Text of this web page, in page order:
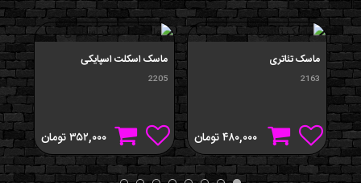
ماسک تئاتری
2163
۴۸۰,۰۰۰تومان
ماسک اسکلت اسپایکی
2205
۳۵۲,۰۰۰تومان